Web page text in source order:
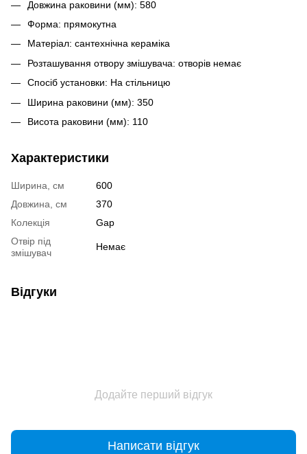
Довжина раковини (мм): 580
Форма: прямокутна
Матеріал: сантехнічна кераміка
Розташування отвору змішувача: отворів немає
Спосіб установки: На стільницю
Ширина раковини (мм): 350
Висота раковини (мм): 110
Характеристики
Ширина, см
600
Довжина, см
370
Колекція
Gap
Отвір під
змішувач
Немає
Відгуки
Додайте перший відгук
Написати відгук